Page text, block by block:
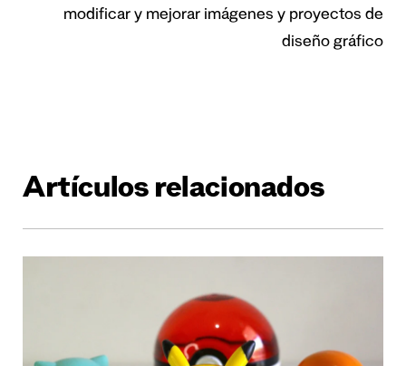
modificar y mejorar imágenes y proyectos de
diseño gráfico
Artículos relacionados